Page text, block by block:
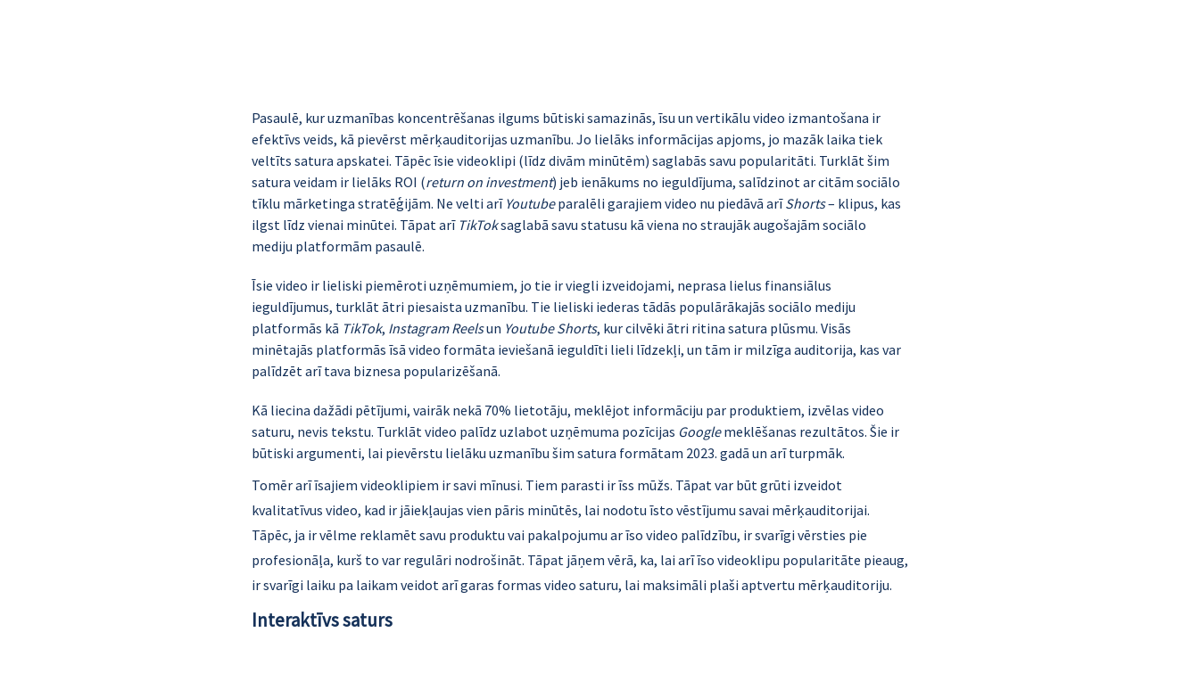
Pasaulē, kur uzmanības koncentrēšanas ilgums būtiski samazinās, īsu un vertikālu video izmantošana ir
efektīvs veids, kā pievērst mērķauditorijas uzmanību. Jo lielāks informācijas apjoms, jo mazāk laika tiek
veltīts satura apskatei. Tāpēc īsie videoklipi (līdz divām minūtēm) saglabās savu popularitāti. Turklāt šim
satura veidam ir lielāks ROI (return on investment) jeb ienākums no ieguldījuma, salīdzinot ar citām sociālo
tīklu mārketinga stratēģijām. Ne velti arī Youtube paralēli garajiem video nu piedāvā arī Shorts– klipus, kas
ilgst līdz vienai minūtei. Tāpat arī TikTok saglabā savu statusu kā viena no straujāk augošajām sociālo
mediju platformām pasaulē.
Īsie video ir lieliski piemēroti uzņēmumiem, jo tie ir viegli izveidojami, neprasa lielus finansiālus
ieguldījumus, turklāt ātri piesaista uzmanību. Tie lieliski iederas tādās populārākajās sociālo mediju
platformās kā TikTok, Instagram Reels un Youtube Shorts, kur cilvēki ātri ritina satura plūsmu. Visās
minētajās platformās īsā video formāta ieviešanā ieguldīti lieli līdzekļi, un tām ir milzīga auditorija, kas var
palīdzēt arī tava biznesa popularizēšanā.
Kā liecina dažādi pētījumi, vairāk nekā 70% lietotāju, meklējot informāciju par produktiem, izvēlas video
saturu, nevis tekstu. Turklāt video palīdz uzlabot uzņēmuma pozīcijas Google meklēšanas rezultātos. Šie ir
būtiski argumenti, lai pievērstu lielāku uzmanību šim satura formātam 2023. gadā un arī turpmāk.
Tomēr arī īsajiem videoklipiem ir savi mīnusi. Tiem parasti ir īss mūžs. Tāpat var būt grūti izveidot
kvalitatīvus video, kad ir jāiekļaujas vien pāris minūtēs, lai nodotu īsto vēstījumu savai mērķauditorijai.
Tāpēc, ja ir vēlme reklamēt savu produktu vai pakalpojumu ar īso video palīdzību, ir svarīgi vērsties pie
profesionāļa, kurš to var regulāri nodrošināt. Tāpat jāņem vērā, ka, lai arī īso videoklipu popularitāte pieaug,
ir svarīgi laiku pa laikam veidot arī garas formas video saturu, lai maksimāli plaši aptvertu mērķauditoriju.
Interaktīvs saturs